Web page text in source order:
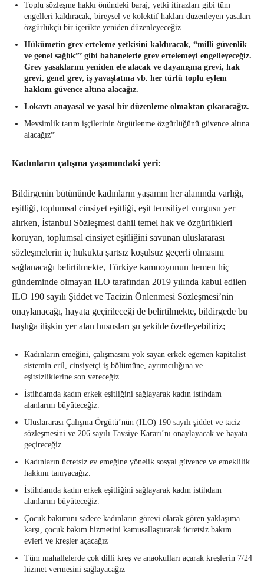
Toplu sözleşme hakkı önündeki baraj, yetki itirazları gibi tüm
engelleri kaldıracak, bireysel ve kolektif hakları düzenleyen yasaları
özgürlükçü bir içerikte yeniden düzenleyeceğiz.
Hükümetin grev erteleme yetkisini kaldıracak, “milli güvenlik
ve genel sağlık”’ gibi bahanelerle grev ertelemeyi engelleyeceğiz.
Grev yasaklarını yeniden ele alacak ve dayanışma grevi, hak
grevi, genel grev, iş yavaşlatma vb. her türlü toplu eylem
hakkını güvence altına alacağız.
Lokavtı anayasal ve yasal bir düzenleme olmaktan çıkaracağız.
Mevsimlik tarım işçilerinin örgütlenme özgürlüğünü güvence altına
alacağız”
Kadınların çalışma yaşamındaki yeri:
Bildirgenin bütününde kadınların yaşamın her alanında varlığı,
eşitliği, toplumsal cinsiyet eşitliği, eşit temsiliyet vurgusu yer
alırken, İstanbul Sözleşmesi dahil temel hak ve özgürlükleri
koruyan, toplumsal cinsiyet eşitliğini savunan uluslararası
sözleşmelerin iç hukukta şartsız koşulsuz geçerli olmasını
sağlanacağı belirtilmekte, Türkiye kamuoyunun hemen hiç
gündeminde olmayan ILO tarafından 2019 yılında kabul edilen
ILO 190 sayılı Şiddet ve Tacizin Önlenmesi Sözleşmesi’nin
onaylanacağı, hayata geçirileceği de belirtilmekte, bildirgede bu
başlığa ilişkin yer alan hususları şu şekilde özetleyebiliriz;
Kadınların emeğini, çalışmasını yok sayan erkek egemen kapitalist
sistemin eril, cinsiyetçi iş bölümüne, ayrımcılığına ve
eşitsizliklerine son vereceğiz.
İstihdamda kadın erkek eşitliğini sağlayarak kadın istihdam
alanlarını büyüteceğiz.
Uluslararası Çalışma Örgütü’nün (ILO) 190 sayılı şiddet ve taciz
sözleşmesini ve 206 sayılı Tavsiye Kararı’nı onaylayacak ve hayata
geçireceğiz.
Kadınların ücretsiz ev emeğine yönelik sosyal güvence ve emeklilik
hakkını tanıyacağız.
İstihdamda kadın erkek eşitliğini sağlayarak kadın istihdam
alanlarını büyüteceğiz.
Çocuk bakımını sadece kadınların görevi olarak gören yaklaşıma
karşı, çocuk bakım hizmetini kamusallaştırarak ücretsiz bakım
evleri ve kreşler açacağız
Tüm mahallelerde çok dilli kreş ve anaokulları açarak kreşlerin 7/24
hizmet vermesini sağlayacağız